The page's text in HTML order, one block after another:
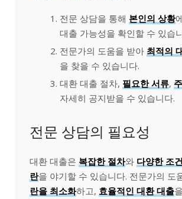
전문 상담을 통해 본인의 상황
대출 가능성을 확인할 수 있습
전문가의 도움을 받아 최적의
을 찾을 수 있습니다.
대환 대출 절차, 필요한 서류,
자세히 공지받을 수 있습니다.
전문 상담의 필요성
대환 대출은 복잡한 절차와 다양한 조건
란을 야기할 수 있습니다. 전문가의 도
란을 최소화하고, 효율적인 대환 대출